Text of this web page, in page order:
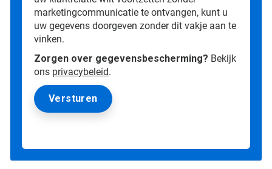
marketingcommunicatie te ontvangen, kunt u
uw gegevens doorgeven zonder dit vakje aan te
vinken.
Zorgen over gegevensbescherming? Bekijk
ons privacybeleid.